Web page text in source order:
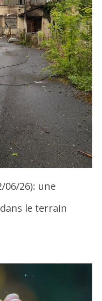
06/26): une
le terrain